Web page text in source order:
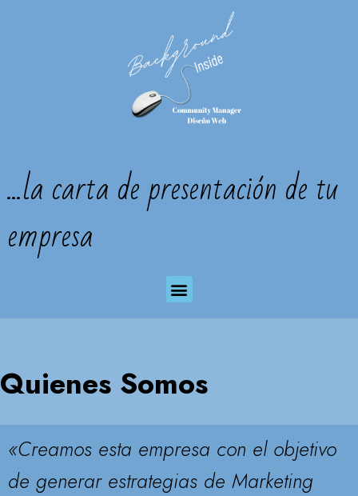
...la carta de presentación de tu
empresa
Quienes Somos
«Creamos esta empresa con el objetivo
de generar estrategias de Marketing